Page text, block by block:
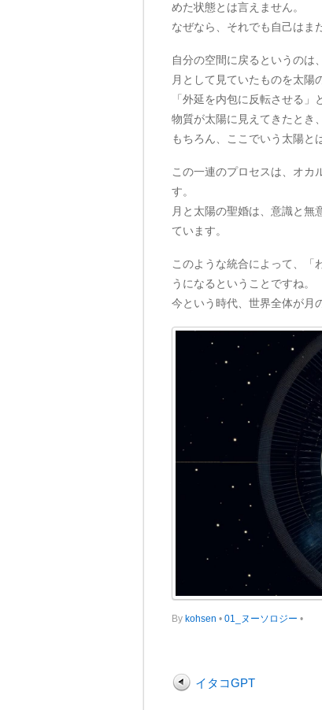
めた状態とは言えません。
なぜなら、それでも自己はま
自分の空間に戻るというのは
月として見ていたものを太
「外延を内包に反転させる」
物質が太陽に見えてきたとき
もちろん、ここでいう太陽と
この一連のプロセスは、オカ
す。
月と太陽の聖婚は、意識と無
ています。
このような統合によって、「
うになるということですね。
今という時代、世界全体が月
By kohsen • 01_ヌーソロジー •
イタコGPT